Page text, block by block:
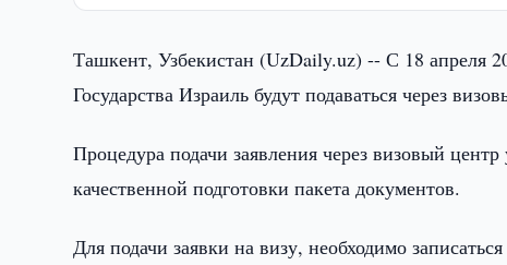
Ташкент, Узбекистан (UzDaily.uz) -- С 18 апреля
Государства Израиль будут подаваться через
Процедура подачи заявления через визовый
качественной подготовки пакета документов.
Для подачи заявки на визу, необходимо